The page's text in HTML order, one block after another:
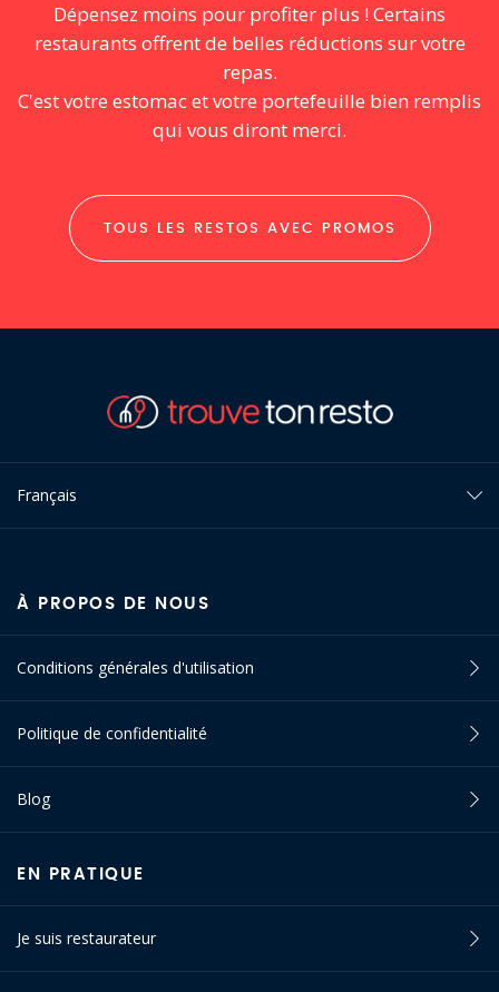
Dépensez moins pour profiter plus ! Certains
restaurants offrent de belles réductions sur votre
repas.
C'est votre estomac et votre portefeuille bien remplis
qui vous diront merci.
TOUS LES RESTOS AVEC PROMOS
Français
À PROPOS DE NOUS
Conditions générales d'utilisation
Politique de confidentialité
Blog
EN PRATIQUE
Je suis restaurateur